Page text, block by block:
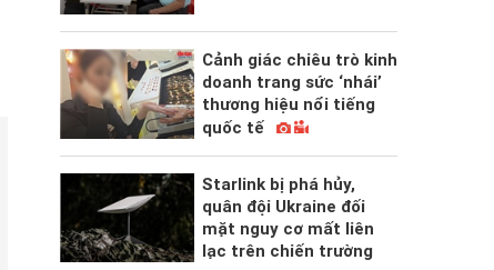
Cảnh giác chiêu trò kinh
doanh trang sức ‘nhái’
thương hiệu nổi tiếng
quốc tế
Starlink bị phá hủy,
quân đội Ukraine đối
mặt nguy cơ mất liên
lạc trên chiến trường